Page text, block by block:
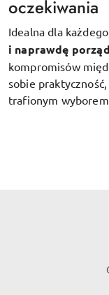
oczekiwania
Idealna dla
i naprawdę
kompromisów
sobie
trafionym wyborem.